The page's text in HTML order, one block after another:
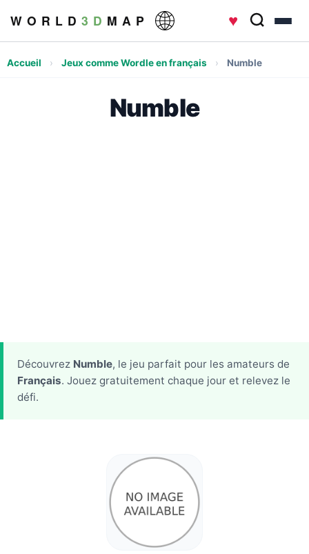
W O R L D 3 D M A P ♥
Accueil › Jeux comme Wordle en français › Numble
Numble
Découvrez Numble, le jeu parfait pour les amateurs de
Français. Jouez gratuitement chaque jour et relevez le
défi.